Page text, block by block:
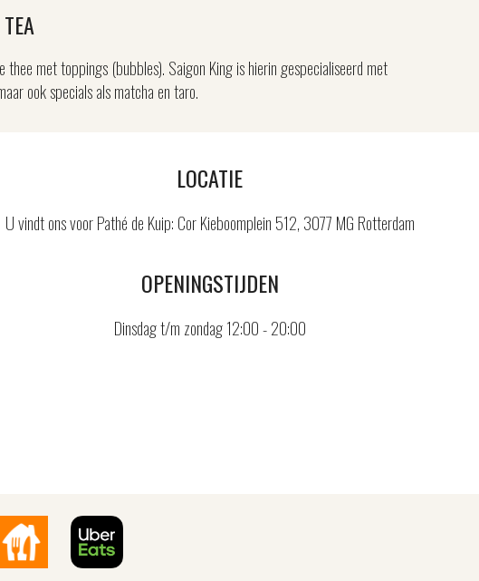
met toppings (bubbles). Saigon King is hierin gespecialiseerd met
ook specials als matcha en taro.
LOCATIE
U vindtonsvoor Pathé de Kuip: Cor Kieboomplein 512, 3077 MG Rotterdam
OPENINGSTIJDEN
Dinsdag t/m zondag 12:00 - 20:00